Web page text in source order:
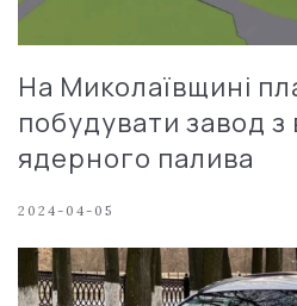
На Миколаївщині
побудувати завод
ядерного палива
2024-04-05